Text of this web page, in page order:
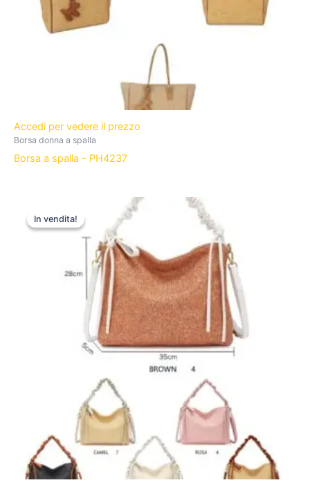
Accedi per vedere il prezzo
Borsa donna a spalla
Borsa a spalla – PH4237
In vendita!
In vendita!